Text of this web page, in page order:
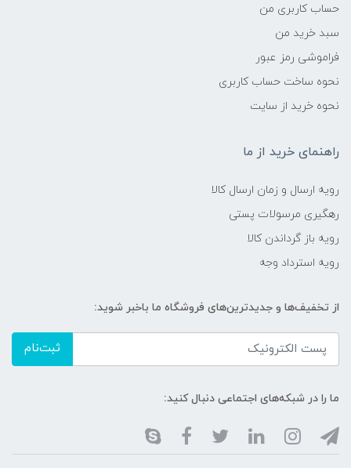
حساب کاربری من
سبد خرید من
فراموشی رمز عبور
نحوه ساخت حساب کاربری
نحوه خرید از سایت
راهنمای خرید از ما
رویه ارسال و زمان ارسال کالا
رهگیری مرسولات پستی
رویه باز گرداندن کالا
رویه استرداد وجه
از تخفیف‌ها و جدیدترین‌های فروشگاه ما باخبر شوید:
ثبت‌نام
ما را در شبکه‌های اجتماعی دنبال کنید: